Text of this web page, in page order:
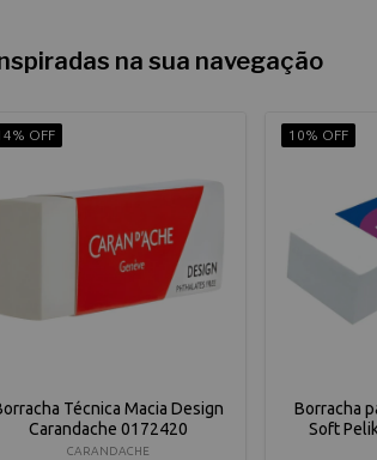
na sua navegação
OFF
Técnica Macia Design
Carandache 0172420
CARANDACHE
10% OFF
Borracha
Soft